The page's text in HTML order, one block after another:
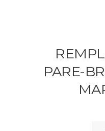
PARE-